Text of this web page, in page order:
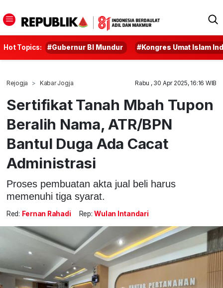
Hot Topics: #Gubernur BI Mundur #Kongres Umat Islam
Rejogja Kabar Jogja Rabu , 30 Apr 2025, 16:16 WIB
Sertifikat Tanah Mbah Tupon
Beralih Nama, ATR/BPN
Bantul Duga Ada Cacat
Administrasi
Proses pembuatan akta jual beli harus
memenuhi tiga syarat.
Red: Fernan Rahadi Rep: Wulan Intandari